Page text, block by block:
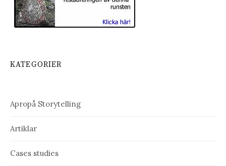
KATEGORIER
Apropå Storytelling
Artiklar
Cases studies